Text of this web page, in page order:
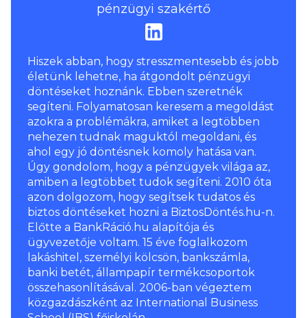
pénzügyi szakértő
Hiszek abban, hogy stresszmentesebb és jobb
életünk lehetne, ha átgondolt pénzügyi
döntéseket hoznánk. Ebben szeretnék
segíteni. Folyamatosan keresem a megoldást
azokra a problémákra, amiket a legtöbben
nehezen tudnak maguktól megoldani, és
ahol egy jó döntésnek komoly hatása van.
Úgy gondolom, hogy a pénzügyek világa az,
amiben a legtöbbet tudok segíteni. 2010 óta
azon dolgozom, hogy segítsek tudatos és
biztos döntéseket hozni a BiztosDöntés.hu-n.
Előtte a BankRáció.hu alapítója és
ügyvezetője voltam. 15 éve foglalkozom
lakáshitel, személyi kölcsön, bankszámla,
banki betét, állampapír termékcsoportok
összehasonlításával. 2006-ban végeztem
közgazdászként az International Business